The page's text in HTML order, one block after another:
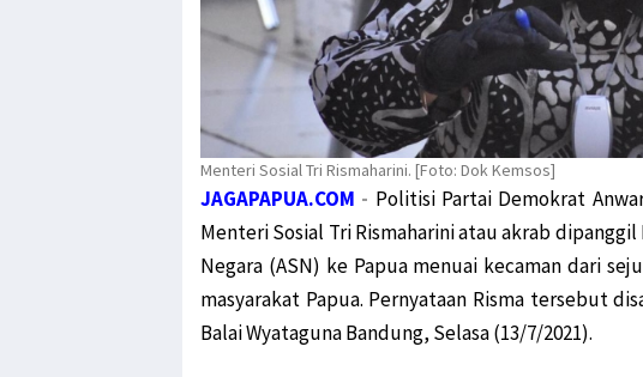
Menteri Sosial Tri Rismaharini. [Foto: Dok Kemsos]
JAGAPAPUA.COM - Politisi Partai Demokrat
Menteri Sosial Tri Rismaharini atau akrab
Negara (ASN) ke Papua menuai kecaman dari
masyarakat Papua. Pernyataan Risma tersebut
Balai Wyataguna Bandung, Selasa (13/7/2021).